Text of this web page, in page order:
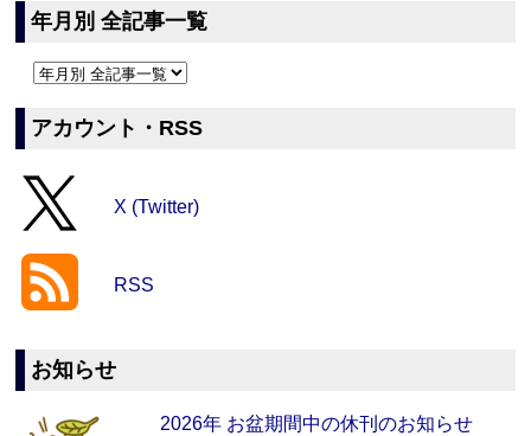
年月別 全記事一覧
アカウント・RSS
X (Twitter)
RSS
お知らせ
2026年 お盆期間中の休刊のお知らせ